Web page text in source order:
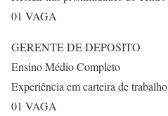
01 VAGA
GERENTE DE DEPOSITO
Ensino Médio Completo
Experiência em carteira de trabalho
01 VAGA